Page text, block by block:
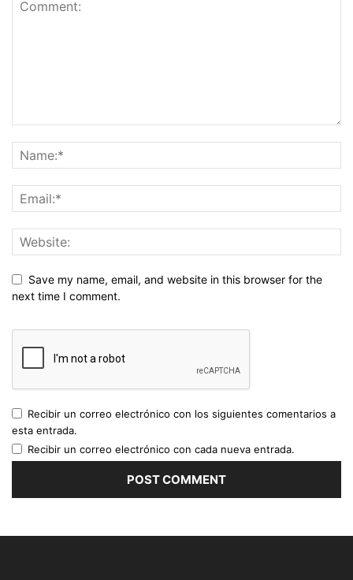
Save my name, email, and website in this browser for the
next time I comment.
Recibir un correo electrónico con los siguientes comentarios a
esta entrada.
Recibir un correo electrónico con cada nueva entrada.